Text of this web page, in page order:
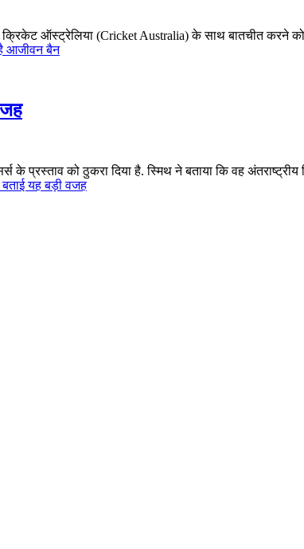
ऑस्ट्रेलिया (Cricket Australia) के साथ बातचीत करने
है आजीवन बैन
को ठुकरा दिया है. स्मिथ ने बताया कि वह अंतराष्ट्रीय
यह बड़ी वजह